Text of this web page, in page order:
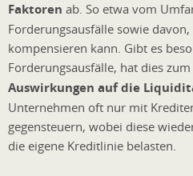
Faktoren ab. So etwa vom
Forderungsausfälle sowie
kompensieren kann. Gibt es
Forderungsausfälle, hat dies zum
Auswirkungen auf die
Unternehmen oft nur mit
gegensteuern, wobei diese
die eigene Kreditlinie belasten.